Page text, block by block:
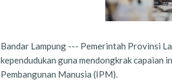
Bandar Lampung --- Pemerintah Provinsi
kependudukan guna mendongkrak capaian
Pembangunan Manusia (IPM).